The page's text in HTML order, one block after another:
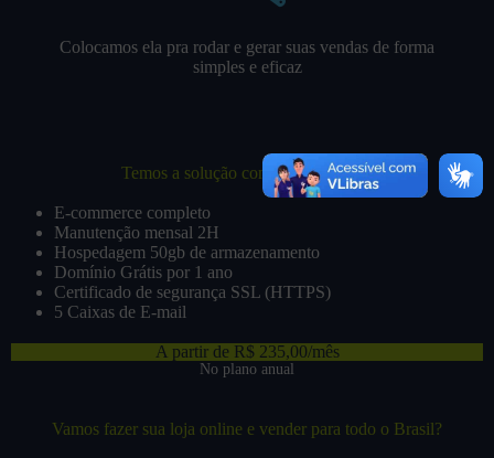
Colocamos ela pra rodar e gerar suas vendas de forma
simples e eficaz
Temos a solução completa pra você:
E-commerce completo
Manutenção mensal 2H
Hospedagem 50gb de armazenamento
Domínio Grátis por 1 ano
Certificado de segurança SSL (HTTPS)
5 Caixas de E-mail
A partir de R$ 235,00/mês
No plano anual
Vamos fazer sua loja online e vender para todo o Brasil?